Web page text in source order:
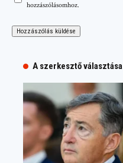
hozzászólásomhoz.
A szerkesztő választása